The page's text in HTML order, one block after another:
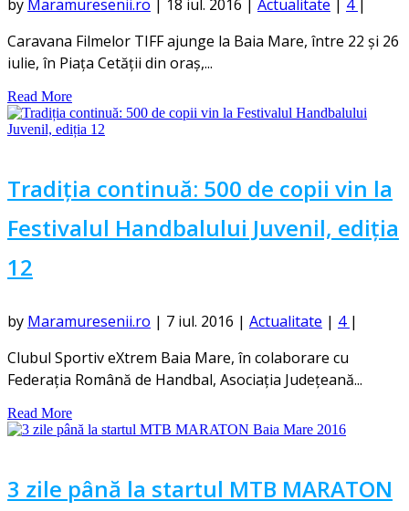
by Maramuresenii.ro 18 iul. 2016 Actualitate 4
Caravana Filmelor TIFF ajunge la Baia Mare, între 22 și 26
iulie, în Piața Cetății din oraș,...
Read More
Tradiția continuă: 500 de copii vin la
Festivalul Handbalului Juvenil, ediția
12
by Maramuresenii.ro | 7 iul. 2016 | Actualitate | 4 |
Clubul Sportiv eXtrem Baia Mare, în colaborare cu
Federația Română de Handbal, Asociația Județeană...
Read More
3 zile până la startul MTB MARATON